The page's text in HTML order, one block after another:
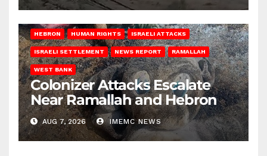
HEBRON HUMAN RIGHTS ISRAELI ATTACKS
ISRAELI SETTLEMENT NEWS REPORT RAMALLAH
WEST BANK
Colonizer Attacks Escalate
Near Ramallah and Hebron
AUG 7, 2026 IMEMC NEWS